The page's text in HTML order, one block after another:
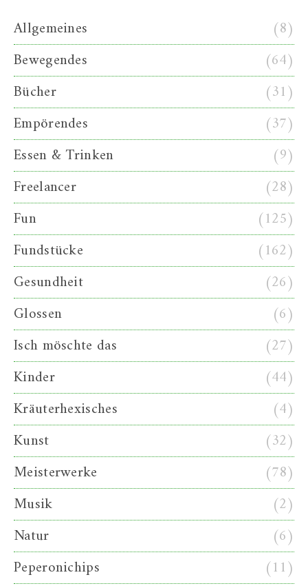
Allgemeines
(8)
Bewegendes
(64)
Bücher
(31)
Empörendes
(37)
Essen & Trinken
(9)
Freelancer
(28)
Fun
(125)
Fundstücke
(162)
Gesundheit
(26)
Glossen
(6)
Isch möschte das
(27)
Kinder
(44)
Kräuterhexisches
(4)
Kunst
(32)
Meisterwerke
(78)
Musik
(2)
Natur
(6)
Peperonichips
(11)